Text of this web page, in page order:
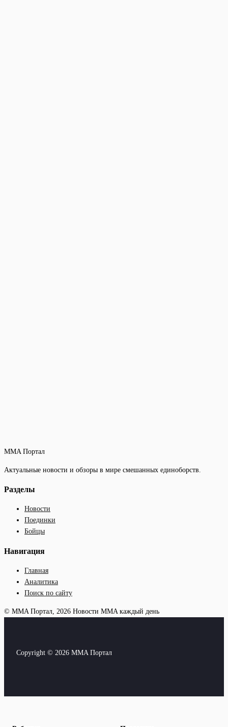
MMA Портал
Актуальные новости и обзоры в мире смешанных единоборств.
Разделы
Новости
Поединки
Бойцы
Навигация
Главная
Аналитика
Поиск по сайту
© MMA Портал, 2026 Новости MMA каждый день
Copyright © 2026 MMA Портал